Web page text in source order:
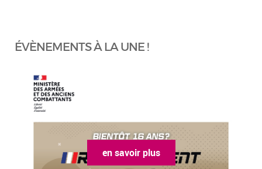
ÉVÈNEMENTS À LA UNE !
en savoir plus